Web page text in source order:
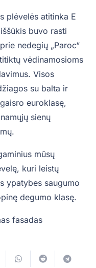
plėvelės atitinka E
buvo rasti
nedegių „Paroc“
vėdinamosioms
Visos
su balta ir
euroklasę,
sienų
mūsų
kuri leistų
ypatybes saugumo
degumo klasę.